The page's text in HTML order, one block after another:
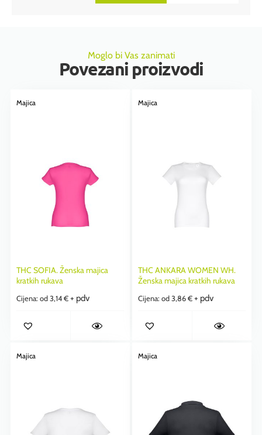
Moglo bi Vas zanimati
Povezani proizvodi
Majica
THC SOFIA. Ženska majica
kratkih rukava
Cijena: od 3,14 € + pdv
Majica
THC ANKARA WOMEN WH.
Ženska majica kratkih rukava
Cijena: od 3,86 € + pdv
Majica Majica